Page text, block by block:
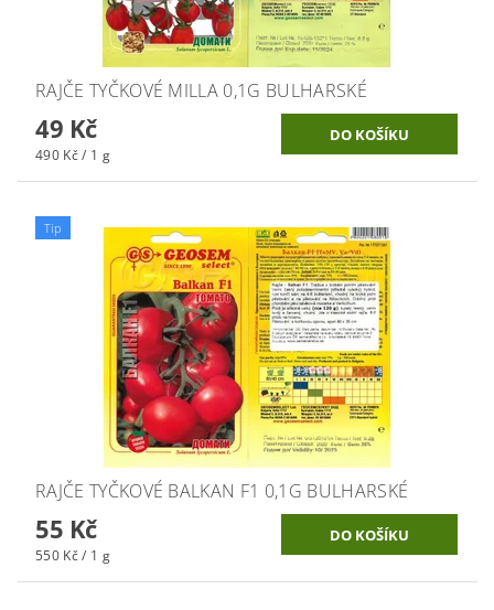
RAJČE TYČKOVÉ MILLA 0,1G BULHARSKÉ
49 Kč
490 Kč / 1 g
Tip
RAJČE TYČKOVÉ BALKAN F1 0,1G BULHARSKÉ
55 Kč
550 Kč / 1 g